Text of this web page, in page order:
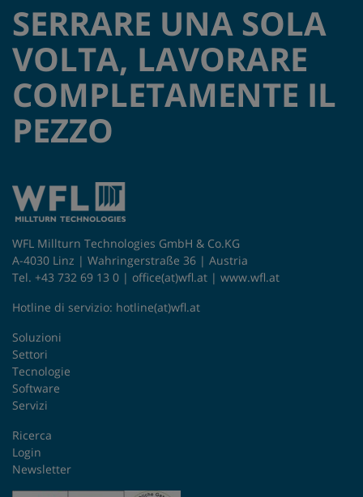
SERRARE UNA SOLA
VOLTA, LAVORARE
COMPLETAMENTE IL
PEZZO
WFL Millturn Technologies GmbH & Co.KG
A-4030 Linz | Wahringerstraße 36 | Austria
Tel. +43 732 69 13 0 | office(at)wfl.at | www.wfl.at
Hotline di servizio: hotline(at)wfl.at
Soluzioni
Settori
Tecnologie
Software
Servizi
Ricerca
Login
Newsletter